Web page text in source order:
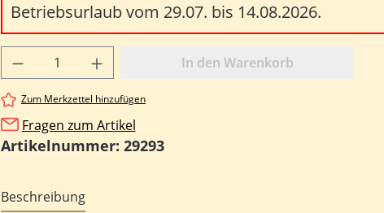
Betriebsurlaub vom 29.07. bis 14.08.2026.
Produkt Anzahl: Gib den gewünschten
In den Warenkorb
Zum Merkzettel hinzufügen
Fragen zum Artikel
Artikelnummer: 29293
Beschreibung